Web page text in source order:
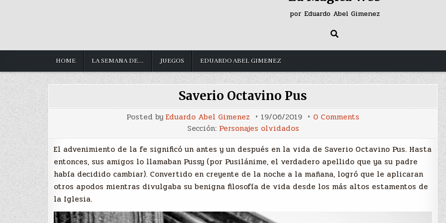
por Eduardo Abel Gimenez
HOME LA SEMANA DE… JUEGOS EDUARDO ABEL GIMENEZ
Saverio Octavino Pus
Posted by Eduardo Abel Gimenez 19/06/2019 0 Comments
Pus
Sección: Personajes olvidados
El advenimiento de la fe significó un antes y un después en la vida de Saverio Octavino Pus. Hasta
entonces, sus amigos lo llamaban Pussy (por Pusilánime, el verdadero apellido que ya su padre
había decidido cambiar). Convertido en creyente de la noche a la mañana, logró que le aplicaran
otros apodos mientras divulgaba su benigna filosofía de vida desde los más altos estamentos de
la Iglesia.